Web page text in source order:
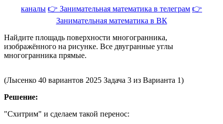
каналы 👉 Занимательная математика в телеграм 👉
Занимательная математика в ВК
Найдите площадь поверхности многогранника,
изображённого на рисунке. Все двугранные углы
многогранника прямые.
(Лысенко 40 вариантов 2025 Задача 3 из Варианта 1)
Решение:
"Схитрим" и сделаем такой перенос: